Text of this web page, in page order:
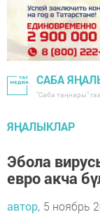
САБА
"Саба таңнары"
ЯҢАЛЫКЛАР
Эбола
евро акча
автор, 5 ноябрь